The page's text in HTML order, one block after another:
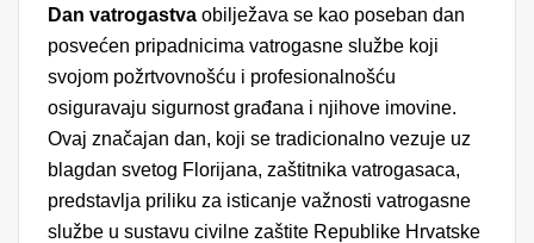
Dan vatrogastva obilježava se kao poseban dan
posvećen pripadnicima vatrogasne službe koji
svojom požrtvovnošću i profesionalnošću
osiguravaju sigurnost građana i njihove imovine.
Ovaj značajan dan, koji se tradicionalno vezuje uz
blagdan svetog Florijana, zaštitnika vatrogasaca,
predstavlja priliku za isticanje važnosti vatrogasne
službe u sustavu civilne zaštite Republike Hrvatske